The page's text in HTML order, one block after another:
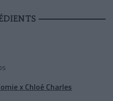
x Chloé Charles